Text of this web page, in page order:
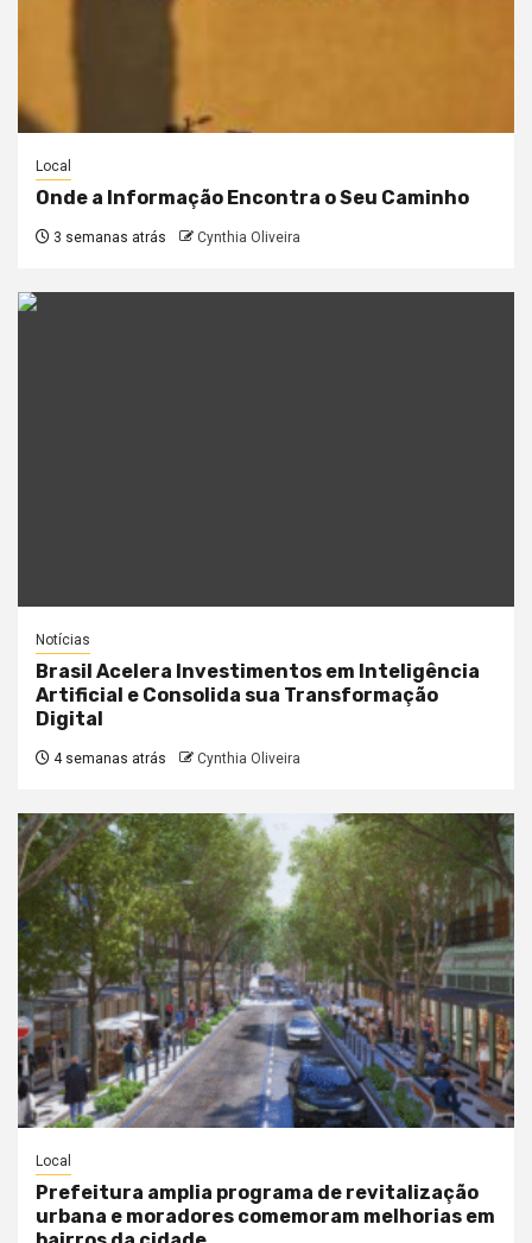
Local
Onde a Informação Encontra o Seu Caminho
3 semanas atrás Cynthia Oliveira
Notícias
Brasil Acelera Investimentos em Inteligência
Artificial e Consolida sua Transformação
Digital
4 semanas atrás Cynthia Oliveira
Local
Prefeitura amplia programa de revitalização
urbana e moradores comemoram melhorias em